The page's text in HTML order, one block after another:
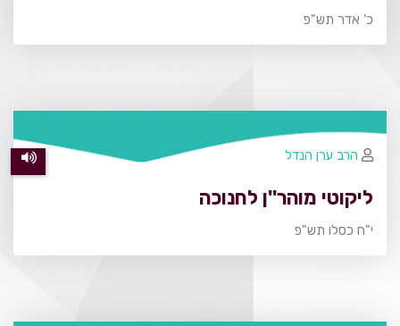
כ' אדר תש"פ
ליקוטי מוהר''ן לחנוכה
י"ח כסלו תש"פ
הרב ערן הנדל